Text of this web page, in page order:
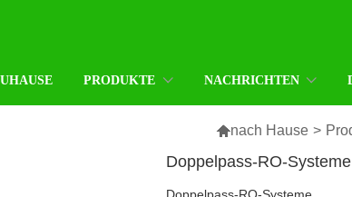
PRODUKTE NACHRICHTEN
nach Hause >
Doppelpass-RO-Systeme